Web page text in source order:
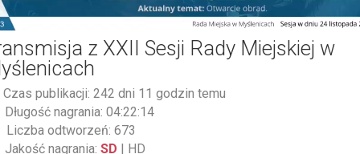
z XXII Sesji Rady Miejskiej w
Czas publikacji: 242 dni 11 godzin temu
Długość nagrania: 04:22:14
Liczba odtworzeń: 673
Jakość nagrania: SD | HD